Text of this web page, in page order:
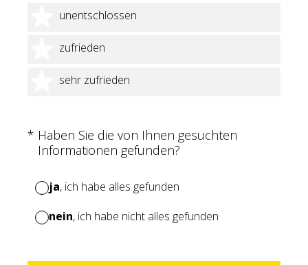
unentschlossen
3 Sterne
zufrieden
4 Sterne
sehr zufrieden
5 Sterne
* Haben Sie die von Ihnen gesuchten
Informationen gefunden?
(Erforderlich.)
ja, ich habe alles gefunden
nein, ich habe nicht alles gefunden